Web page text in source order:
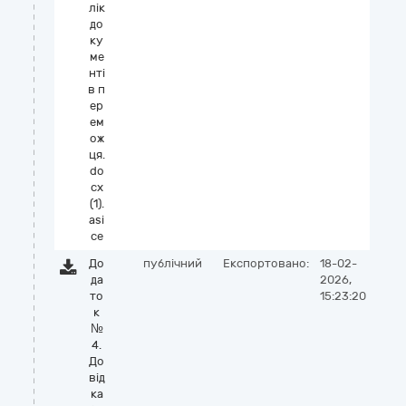
лік
до
ку
ме
нті
в п
ер
ем
ож
ця.
do
cx
(1).
asi
ce
До
да
то
к
№
4.
До
від
ка
публічний Експортовано:
18-02-
2026,
15:23:20